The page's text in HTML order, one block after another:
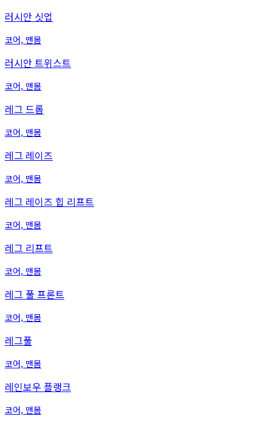
러시안 싯업
코어, 맨몸
러시안 트위스트
코어, 맨몸
레그 드롭
코어, 맨몸
레그 레이즈
코어, 맨몸
레그 레이즈 힙 리프트
코어, 맨몸
레그 리프트
코어, 맨몸
레그 풀 프론트
코어, 맨몸
레그풀
코어, 맨몸
레인보우 플랭크
코어, 맨몸